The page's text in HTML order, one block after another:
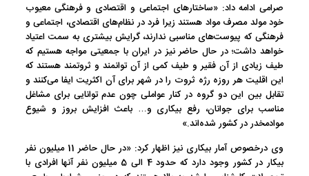
صرامی ادامه داد: «ساختارهای اجتماعی و اقتصادی و فرهنگی معیوب
خود مولد مصرف مواد هستند زیرا فرد در نظام‌های اقتصادی، اجتماعی و
فرهنگی که پیوست‌های مناسبی ندارند، گرایش بیشتری به سمت اعتیاد
خواهد داشت؛ در حال حاضر نیز در ایران با جمعیتی مواجه هستیم که
طیف زیادی از آن فقیر و طیف کمی از آن توانمند و ثروتمند هستند که
این اقلیت هر روزه رژه ثروت را در شهر برای آن اکثریت ایفا می‌کنند و
تقابل بین این دو گروه در کنار عواملی چون عدم توانایی برای مشاغل
مناسب برای جوانان، رفع بیکاری و… باعث افزایش بروز و شیوع
موادمخدر در کشور شده‌اند.»
وی درخصوص آمار بیکاری نیز اظهار کرد: «در حال حاضر 11 میلیون نفر
بیکار در کشور وجود دارد که حدود 4 الی 5 میلیون نفر آنها افرادی با